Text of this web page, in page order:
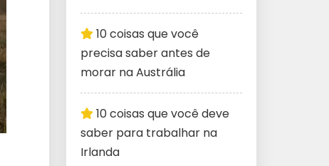
10 coisas que você
precisa saber antes de
morar na Austrália
10 coisas que você deve
saber para trabalhar na
Irlanda